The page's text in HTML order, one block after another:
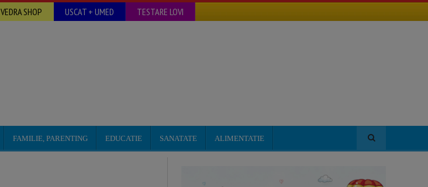
VEDRA SHOP USCAT + UMED TESTARE LOVI
FAMILIE, PARENTING EDUCATIE SANATATE ALIMENTATIE